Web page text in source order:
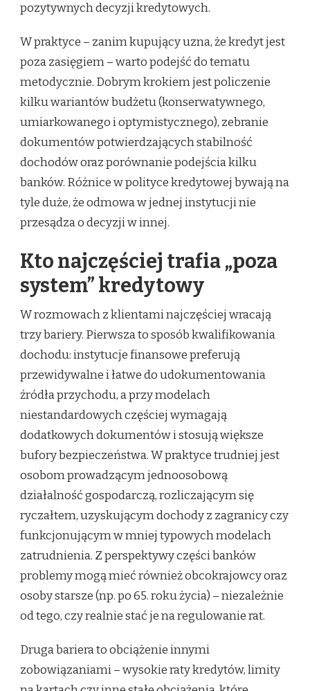
pozytywnych decyzji kredytowych.
W praktyce – zanim kupujący uzna, że kredyt jest
poza zasięgiem – warto podejść do tematu
metodycznie. Dobrym krokiem jest policzenie
kilku wariantów budżetu (konserwatywnego,
umiarkowanego i optymistycznego), zebranie
dokumentów potwierdzających stabilność
dochodów oraz porównanie podejścia kilku
banków. Różnice w polityce kredytowej bywają na
tyle duże, że odmowa w jednej instytucji nie
przesądza o decyzji w innej.
Kto najczęściej trafia „poza
system” kredytowy
W rozmowach z klientami najczęściej wracają
trzy bariery. Pierwsza to sposób kwalifikowania
dochodu: instytucje finansowe preferują
przewidywalne i łatwe do udokumentowania
źródła przychodu, a przy modelach
niestandardowych częściej wymagają
dodatkowych dokumentów i stosują większe
bufory bezpieczeństwa. W praktyce trudniej jest
osobom prowadzącym jednoosobową
działalność gospodarczą, rozliczającym się
ryczałtem, uzyskującym dochody z zagranicy czy
funkcjonującym w mniej typowych modelach
zatrudnienia. Z perspektywy części banków
problemy mogą mieć również obcokrajowcy oraz
osoby starsze (np. po 65. roku życia) – niezależnie
od tego, czy realnie stać je na regulowanie rat.
Druga bariera to obciążenie innymi
zobowiązaniami – wysokie raty kredytów, limity